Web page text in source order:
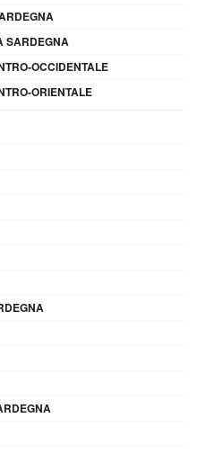
SARDEGNA
OCCIDENTALE
ORIENTALE